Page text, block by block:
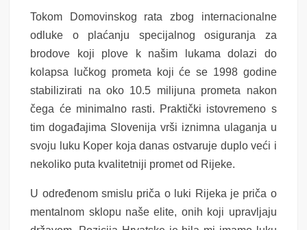
Tokom Domovinskog rata zbog internacionalne
odluke o plaćanju specijalnog osiguranja za
brodove koji plove k našim lukama dolazi do
kolapsa lučkog prometa koji će se 1998 godine
stabilizirati na oko 10.5 milijuna prometa nakon
čega će minimalno rasti. Praktički istovremeno s
tim događajima Slovenija vrši iznimna ulaganja u
svoju luku Koper koja danas ostvaruje duplo veći i
nekoliko puta kvalitetniji promet od Rijeke.
U određenom smislu priča o luki Rijeka je priča o
mentalnom sklopu naše elite, onih koji upravljaju